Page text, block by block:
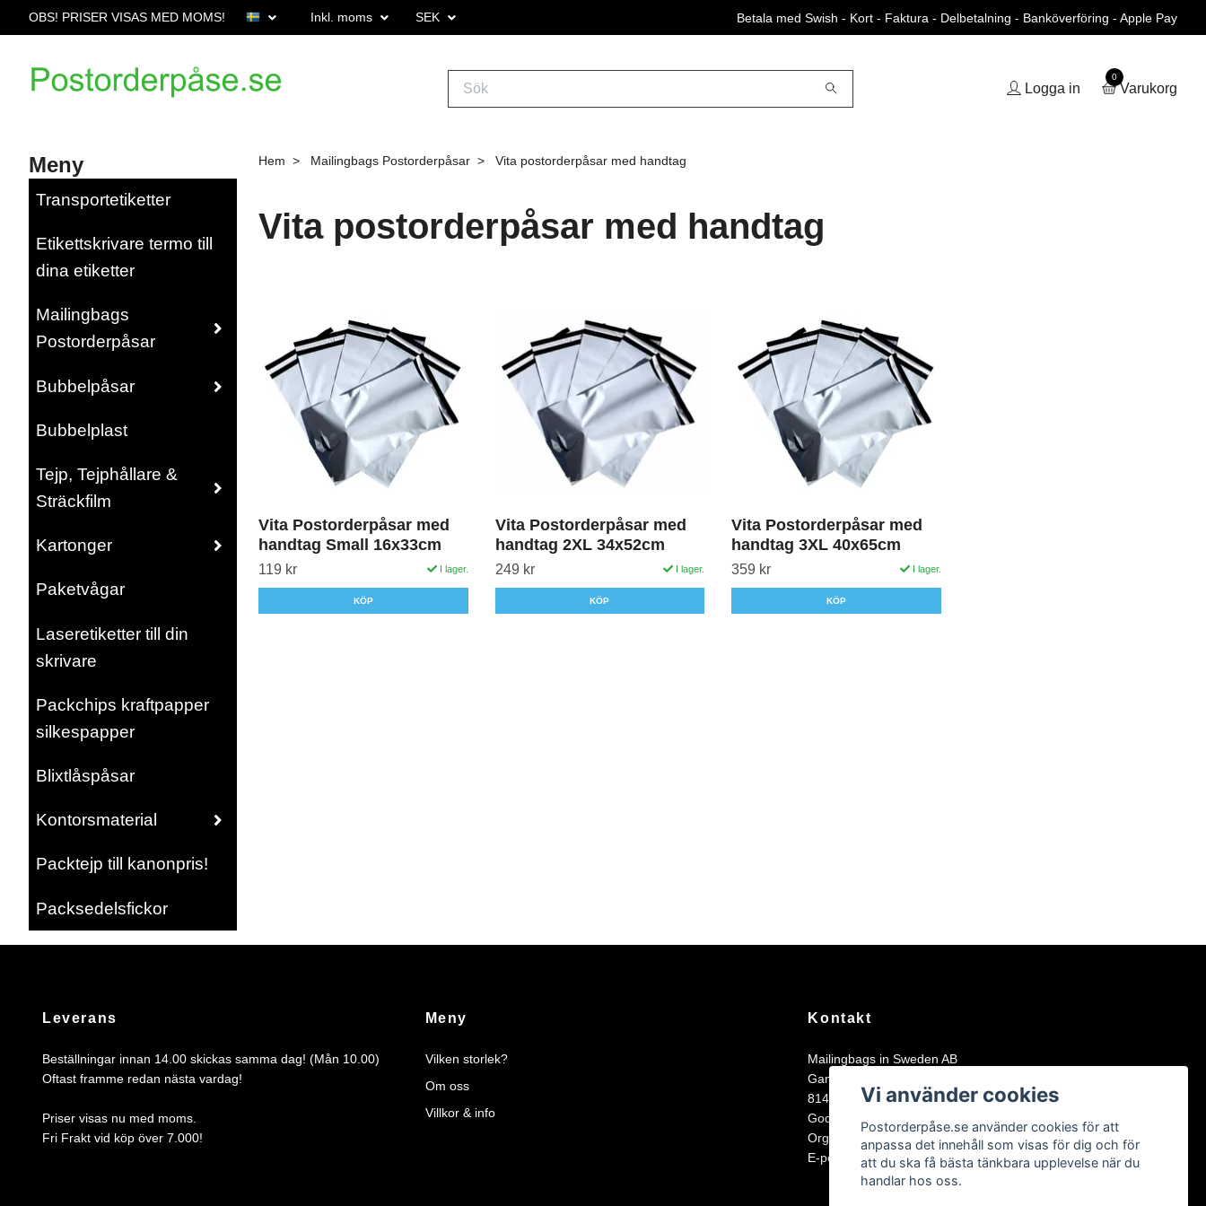
OBS! PRISER VISAS MED MOMS! Inkl. moms SEK Betala med Swish - Kort - Faktura - Delbetalning - Banköverföring - Apple Pay
Logga in
0
Varukorg
Meny
Transportetiketter
Etikettskrivare termo till
dina etiketter
Mailingbags
Postorderpåsar
Bubbelpåsar
Bubbelplast
Tejp, Tejphållare &
Sträckfilm
Kartonger
Paketvågar
Laseretiketter till din
skrivare
Packchips kraftpapper
silkespapper
Blixtlåspåsar
Kontorsmaterial
Packtejp till kanonpris!
Packsedelsfickor
Hem Mailingbags Postorderpåsar Vita postorderpåsar med handtag
Vita postorderpåsar med handtag
Vita Postorderpåsar med
handtag Small 16x33cm
119 kr I lager.
KÖP
Vita Postorderpåsar med
handtag 2XL 34x52cm
249 kr I lager.
KÖP
Vita Postorderpåsar med
handtag 3XL 40x65cm
359 kr I lager.
KÖP
Leverans
Beställningar innan 14.00 skickas samma dag! (Mån 10.00)
Oftast framme redan nästa vardag!
Priser visas nu med moms.
Fri Frakt vid köp över 7.000!
Meny
Vilken storlek?
Om oss
Villkor & info
Kontakt
Mailingbags in Sweden AB
Gamla Bruksgatan 1
81494 Älvkarleby
Godkänd för F-skatt och registrerad för moms.
Organisationsnummer: 559293-5182
E-postadress:kundtjanst@postorderpase.se
Vi använder cookies
Postorderpåse.se använder cookies för att
anpassa det innehåll som visas för dig och för
att du ska få bästa tänkbara upplevelse när du
handlar hos oss.